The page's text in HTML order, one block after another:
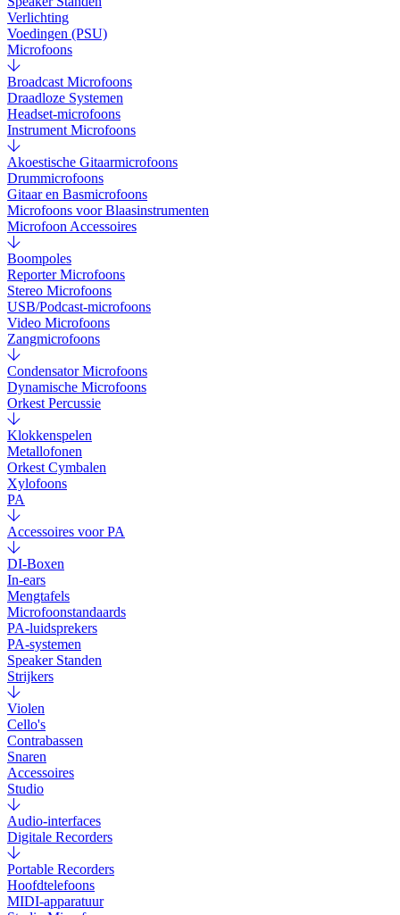
Verlichting
Voedingen (PSU)
Microfoons
Broadcast Microfoons
Draadloze Systemen
Headset-microfoons
Instrument Microfoons
Akoestische Gitaarmicrofoons
Drummicrofoons
Gitaar en Basmicrofoons
Microfoons voor Blaasinstrumenten
Microfoon Accessoires
Boompoles
Reporter Microfoons
Stereo Microfoons
USB/Podcast-microfoons
Video Microfoons
Zangmicrofoons
Condensator Microfoons
Dynamische Microfoons
Orkest Percussie
Klokkenspelen
Metallofonen
Orkest Cymbalen
Xylofoons
PA
Accessoires voor PA
DI-Boxen
In-ears
Mengtafels
Microfoonstandaards
PA-luidsprekers
PA-systemen
Speaker Standen
Strijkers
Violen
Cello's
Contrabassen
Snaren
Accessoires
Studio
Audio-interfaces
Digitale Recorders
Portable Recorders
Hoofdtelefoons
MIDI-apparatuur